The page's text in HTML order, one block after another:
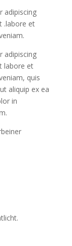
adipiscing
.labore et
adipiscing
labore et
quis
aliquip ex ea
in